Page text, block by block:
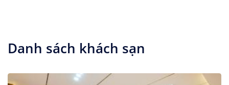
Danh sách khách sạn